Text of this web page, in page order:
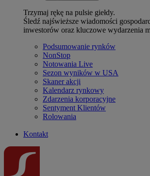
Trzymaj rękę na pulsie giełdy.
Śledź najświeższe wiadomości
inwestorów oraz kluczowe wydarzenia
Podsumowanie rynków
NonStop
Notowania Live
Sezon wyników w USA
Skaner akcji
Kalendarz rynkowy
Zdarzenia korporacyjne
Sentyment Klientów
Rolowania
Kontakt